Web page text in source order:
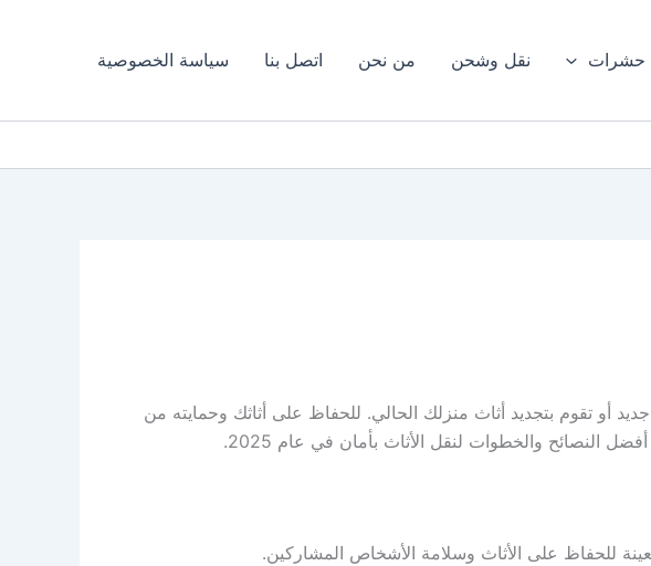
حشرات نقل وشحن من نحن اتصل بنا سياسة الخصوصية
أو تقوم بتجديد أثاث منزلك الحالي. للحفاظ على أثاثك وحمايته من
والخطوات لنقل الأثاث بأمان في عام 2025.
للحفاظ على الأثاث وسلامة الأشخاص المشاركين.